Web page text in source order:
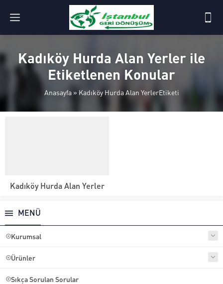
Kadıköy Hurda Alan Yerler ile
Etiketlenen Konular
Anasayfa» Kadıköy Hurda Alan YerlerEtiketi
Kadıköy Hurda Alan Yerler
MENÜ
Kurumsal
Ürünler
Sıkça Sorulan Sorular